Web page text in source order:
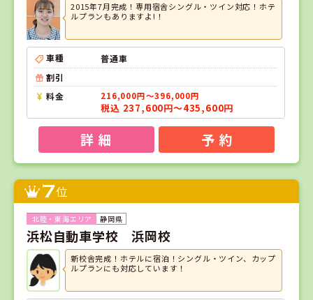
2015年7月完成！専用宿舎シングル・ツイン対応！ホテ
ルプランもありますよ!！
車種
普通車
割引
料金
216,000円～396,000円
税込 237,600円～435,600円
詳 細 予 約
7位
静岡県
浜松自動車学校 浜岡校
新校舎完成！ホテルに宿泊！シングル・ツイン、カップ
ルプランにも対応しています！